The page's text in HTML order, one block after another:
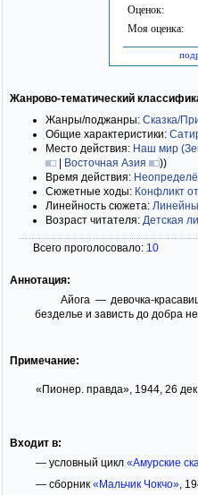
Оценок:
Моя оценка:
Жанрово-тематический
Жанры/поджанры: Сказка/
Общие характеристики:
Место действия: Наш мир
| Восточная Азия ))
Время действия:
Сюжетные ходы: Конфликт
Линейность сюжета:
Возраст читателя: Детская
Всего проголосовало: 10
Аннотация:
Айога — девочка-
безделье и зависть до добра не
Примечание:
«Пионер. правда», 1944, 26 дек.
Входит в:
— условный цикл «Амурские
— сборник «Мальчик Чокчо»,